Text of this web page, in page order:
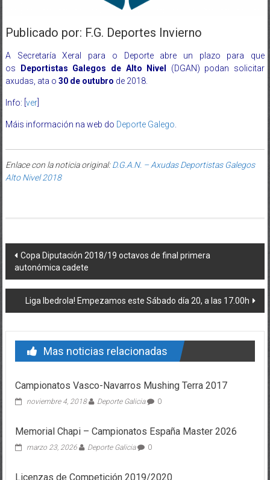
Publicado por: F.G. Deportes Invierno
A Secretaría Xeral para o Deporte abre un plazo para que
os
Deportistas Galegos de Alto Nivel
(DGAN) podan solicitar
axudas, ata o 30 de outubro de 2018.
Info: [ ver]
Máis información na web do Deporte Galego.
Enlace con la noticia original:D.G.A.N. – Axudas Deportistas Galegos
Alto Nivel 2018
Post navigation
Copa Diputación 2018/19 octavos de final primera
autonómica cadete
Liga Ibedrola! Empezamos este Sábado día 20, a las 17.00h
Mas noticias relacionadas
Campionatos Vasco-Navarros Mushing Terra 2017
noviembre 4, 2018 Deporte Galicia 0
Memorial Chapi – Campionatos España Master 2026
marzo 23, 2026 Deporte Galicia 0
Licenzas de Competición 2019/2020